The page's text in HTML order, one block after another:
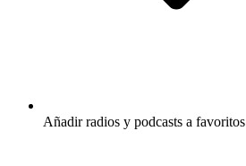
Añadir radios y podcasts a favoritos